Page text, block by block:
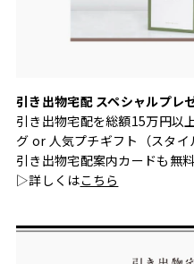
引き出物宅配 スペシャルプレ
引き出物宅配を総額15万円以
グ or 人気プチギフト（スタイ
引き出物宅配案内カードも無
▷詳しくはこちら